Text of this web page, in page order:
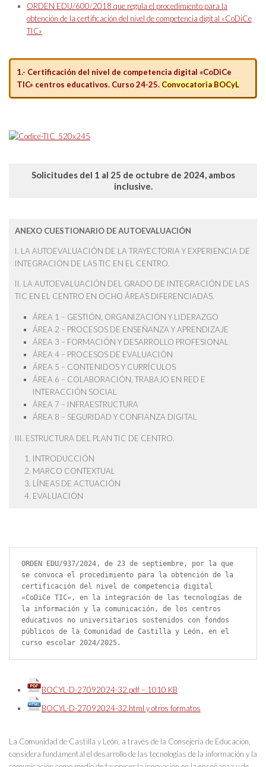
ORDEN EDU/600/2018 que regula el procedimiento para la
obtención de la certificación del nivel de competencia digital «CoDiCe
TIC»
1.- Certificación del nivel de competencia digital «CoDiCe
TIC» centros educativos. Curso 24-25. Convocatoria BOCyL
Solicitudes del 1 al 25 de octubre de 2024, ambos
inclusive.
ANEXO CUESTIONARIO DE AUTOEVALUACIÓN
I. LA AUTOEVALUACIÓN DE LA TRAYECTORIA Y EXPERIENCIA DE
INTEGRACIÓN DE LAS TIC EN EL CENTRO.
II. LA AUTOEVALUACIÓN DEL GRADO DE INTEGRACIÓN DE LAS
TIC EN EL CENTRO EN OCHO ÁREAS DIFERENCIADAS.
ÁREA 1 – GESTIÓN, ORGANIZACIÓN Y LIDERAZGO
ÁREA 2 – PROCESOS DE ENSEÑANZA Y APRENDIZAJE
ÁREA 3 – FORMACIÓN Y DESARROLLO PROFESIONAL
ÁREA 4 – PROCESOS DE EVALUACIÓN
ÁREA 5 – CONTENIDOS Y CURRÍCULOS
ÁREA 6 – COLABORACIÓN, TRABAJO EN RED E
INTERACCIÓN SOCIAL
ÁREA 7 – INFRAESTRUCTURA
ÁREA 8 – SEGURIDAD Y CONFIANZA DIGITAL
III. ESTRUCTURA DEL PLAN TIC DE CENTRO.
INTRODUCCIÓN
MARCO CONTEXTUAL
LÍNEAS DE ACTUACIÓN
EVALUACIÓN
ORDEN EDU/937/2024, de 23 de septiembre, por la que
se convoca el procedimiento para la obtención de la
certificación del nivel de competencia digital
«CoDiCe TIC», en la integración de las tecnologías de
la información y la comunicación, de los centros
educativos no universitarios sostenidos con fondos
públicos de la Comunidad de Castilla y León, en el
curso escolar 2024/2025.
BOCYL-D-27092024-32.pdf – 1010 KB
BOCYL-D-27092024-32.html y otros formatos
La Comunidad de Castilla y León, a través de la Consejería de Educación,
considera fundamental el desarrollo de las tecnologías de la información y la